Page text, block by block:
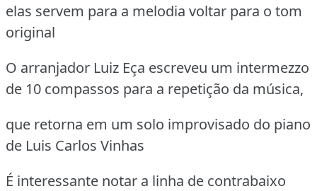
elas servem para a melodia voltar para o tom
original
O arranjador Luiz Eça escreveu um intermezzo
de 10 compassos para a repetição da música,
que retorna em um solo improvisado do piano
de Luis Carlos Vinhas
É interessante notar a linha de contrabaixo